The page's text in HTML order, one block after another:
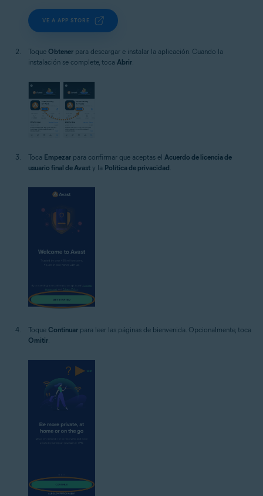
VE A APP STORE
Toque Obtener para descargar e instalar la aplicación. Cuando la
instalación se complete, toca Abrir.
Toca Empezar para confirmar que aceptas el Acuerdo de licencia de
usuario final de Avast y la Política de privacidad.
Toque Continuar para leer las páginas de bienvenida. Opcionalmente, toca
Omitir